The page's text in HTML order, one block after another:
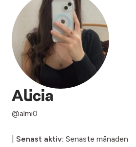
Alicia
@almi0
Senast aktiv: Senaste månaden